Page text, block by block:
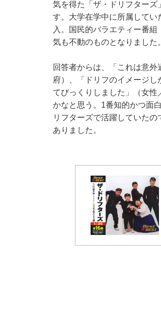
気を得た「ザ・ドリフターズ
す。大学在学中に所属して
入。国民的バラエティー番
気も不動のものとなりました。
回答者からは、「これは意
府）、「ドリフのイメージ
てびっくりしました」（女
かなと思う。1番知的かつ面
リフターズで活躍していた
ありました。